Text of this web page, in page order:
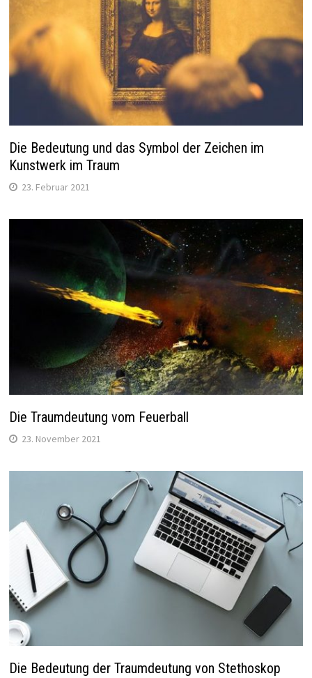
Die Bedeutung und das Symbol der Zeichen im
Kunstwerk im Traum
23. Februar 2021
Die Traumdeutung vom Feuerball
23. November 2021
Die Bedeutung der Traumdeutung von Stethoskop